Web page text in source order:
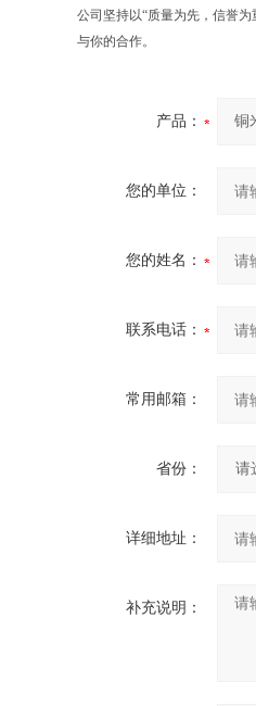
公司坚持以“质量为先，信誉
与你的合作。
产品：
您的单位：
您的姓名：
联系电话：
常用邮箱：
省份：
详细地址：
补充说明：